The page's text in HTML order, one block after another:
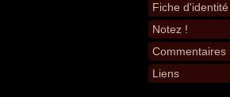
Fiche d'identité
Notez !
Commentaires
Liens